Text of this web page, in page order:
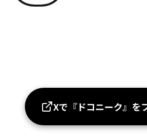
Xで『ドコニーク』を